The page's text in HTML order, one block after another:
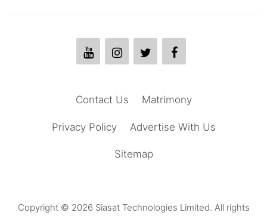
Matrimony
Contact Us
Advertise With Us
Privacy Policy
Sitemap
Copyright © 2026 Siasat Technologies Limited. All rights